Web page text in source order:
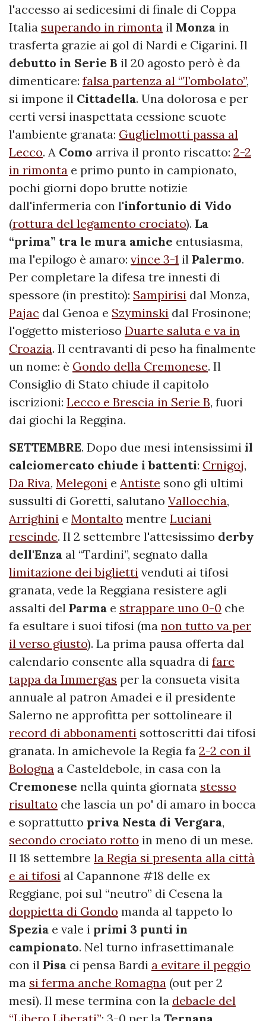
l'accesso ai sedicesimi di finale di Coppa
Italia superando in rimonta il Monza in
trasferta grazie ai gol di Nardi e Cigarini. Il
debutto in Serie B il 20 agosto però è da
dimenticare: falsa partenza al “Tombolato”,
si impone il Cittadella. Una dolorosa e per
certi versi inaspettata cessione scuote
l'ambiente granata: Guglielmotti passa al
Lecco. A Como arriva il pronto riscatto: 2-2
in rimonta e primo punto in campionato,
pochi giorni dopo brutte notizie
dall'infermeria con l'infortunio di Vido
(rottura del legamento crociato). La
“prima” tra le mura amiche entusiasma,
ma l'epilogo è amaro: vince 3-1 il Palermo.
Per completare la difesa tre innesti di
spessore (in prestito): Sampirisi dal Monza,
Pajac dal Genoa e Szyminski dal Frosinone;
l'oggetto misterioso Duarte saluta e va in
Croazia. Il centravanti di peso ha finalmente
un nome: è Gondo della Cremonese. Il
Consiglio di Stato chiude il capitolo
iscrizioni: Lecco e Brescia in Serie B, fuori
dai giochi la Reggina.
SETTEMBRE. Dopo due mesi intensissimi il
calciomercato chiude i battenti: Crnigoj,
Da Riva, Melegoni e Antiste sono gli ultimi
sussulti di Goretti, salutano Vallocchia,
Arrighini e Montalto mentre Luciani
rescinde. Il 2 settembre l'attesissimo derby
dell'Enza al “Tardini”, segnato dalla
limitazione dei biglietti venduti ai tifosi
granata, vede la Reggiana resistere agli
assalti del Parma e strappare uno 0-0 che
fa esultare i suoi tifosi (ma non tutto va per
il verso giusto). La prima pausa offerta dal
calendario consente alla squadra di fare
tappa da Immergas per la consueta visita
annuale al patron Amadei e il presidente
Salerno ne approfitta per sottolineare il
record di abbonamenti sottoscritti dai tifosi
granata. In amichevole la Regia fa 2-2 con il
Bologna a Casteldebole, in casa con la
Cremonese nella quinta giornata stesso
risultato che lascia un po' di amaro in bocca
e soprattutto priva Nesta di Vergara,
secondo crociato rotto in meno di un mese.
Il 18 settembre la Regia si presenta alla città
e ai tifosi al Capannone #18 delle ex
Reggiane, poi sul “neutro” di Cesena la
doppietta di Gondo manda al tappeto lo
Spezia e vale i primi 3 punti in
campionato. Nel turno infrasettimanale
con il Pisa ci pensa Bardi a evitare il peggio
ma si ferma anche Romagna (out per 2
mesi). Il mese termina con la debacle del